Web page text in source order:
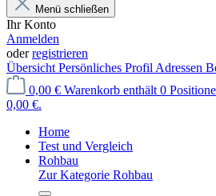
Menü schließen
Ihr Konto
Anmelden
oderregistrieren
Übersicht Persönliches Profil Adressen
0,00 € Warenkorb enthält 0
0,00 €.
Home
Test und Vergleich
Rohbau
Zur Kategorie Rohbau